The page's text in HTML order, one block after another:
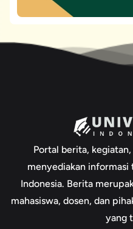
Portal berita,
menyediakan
Indonesia. Berita
mahasiswa, dosen, dan
yang